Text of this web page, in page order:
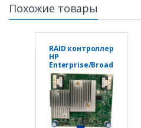
Похожие товары
RAID контроллер
HP
Enterprise/Broad
com MegaRAID
MR216i-a x16
Lanes without
Cache NVMe/SAS
12G Controller
for HPE Gen10
Plus